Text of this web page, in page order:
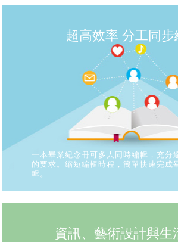
超高效率 分工同步
一本畢業紀念冊可多人同時編輯，充分
的要求。縮短編輯時程，簡單快速完成
輯。
資訊、藝術設計與生